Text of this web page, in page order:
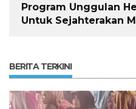
Program Unggulan
Untuk Sejahterakan
BERITA TERKINI